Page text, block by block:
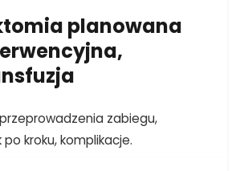
planowana
zabiegu,
kroku, komplikacje.